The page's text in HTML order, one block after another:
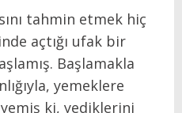
tahmin etmek hiç
açtığı ufak bir
Başlamakla
yemeklere
yemiş ki, yediklerini